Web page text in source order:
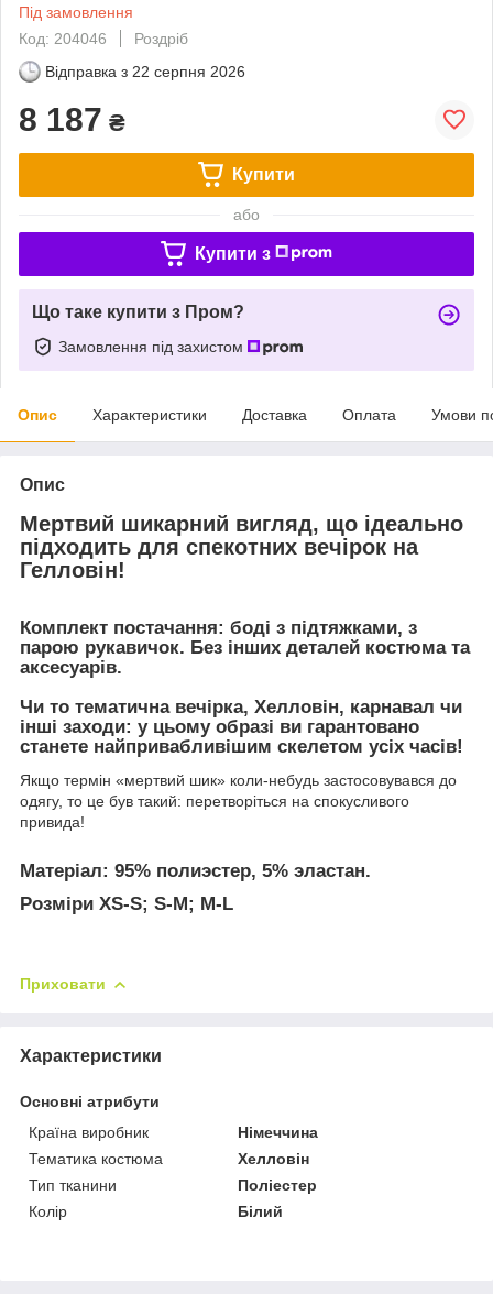
Під замовлення
Код: 204046
Роздріб
Відправка з 22 серпня 2026
8 187 ₴
Купити
або
Купити з
Що таке купити з Пром?
Замовлення під захистом
Опис Характеристики Доставка Оплата Умови
Опис
Мертвий шикарний вигляд, що ідеально
підходить для спекотних вечірок на
Гелловін!
Комплект постачання: боді з підтяжками, з
парою рукавичок. Без інших деталей костюма та
аксесуарів.
Чи то тематична вечірка, Хелловін, карнавал чи
інші заходи: у цьому образі ви гарантовано
станете найпривабливішим скелетом усіх часів!
Якщо термін «мертвий шик» коли-небудь застосовувався до
одягу, то це був такий: перетворіться на спокусливого
привида!
Матеріал: 95% полиэстер, 5% эластан.
Розміри XS-S; S-M; M-L
Приховати
Характеристики
Основні атрибути
Країна виробник
Німеччина
Тематика костюма
Хелловін
Тип тканини
Поліестер
Колір
Білий